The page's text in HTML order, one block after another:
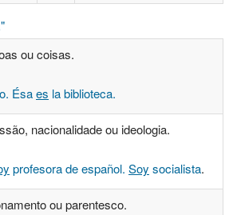
ou coisas.
Ésaes la biblioteca.
nacionalidade ou ideologia.
profesora de español. Soy socialista.
ou parentesco.